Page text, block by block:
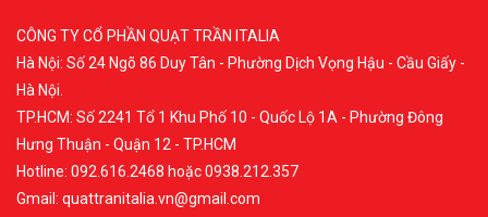
CÔNG TY CỔ PHẦN QUẠT TRẦN ITALIA
Hà Nội: Số 24 Ngõ 86 Duy Tân - Phường Dịch Vọng Hậu - Cầu Giấy -
Hà Nội.
TP.HCM: Số 2241 Tổ 1 Khu Phố 10 - Quốc Lộ 1A - Phường Đông
Hưng Thuận - Quận 12 - TP.HCM
Hotline: 092.616.2468 hoặc 0938.212.357
Gmail: quattranitalia.vn@gmail.com